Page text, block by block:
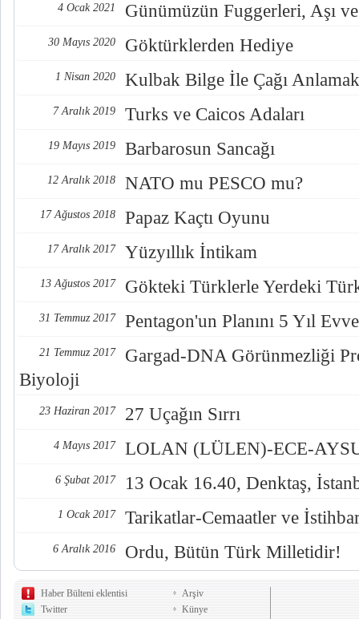
4 Ocak 2021 Günümüzün Fuggerleri, Aşı
30 Mayıs 2020 Göktürklerden Hediye
1 Nisan 2020 Kulbak Bilge İle Çağı Anlamak
7 Aralık 2019 Turks ve Caicos Adaları
19 Mayıs 2019 Barbarosun Sancağı
12 Aralık 2018 NATO mu PESCO mu?
17 Ağustos 2018 Papaz Kaçtı Oyunu
17 Aralık 2017 Yüzyıllık İntikam
13 Ağustos 2017 Gökteki Türklerle Yerdeki
31 Temmuz 2017 Pentagon'un Planını 5 Yıl
21 Temmuz 2017
Gargad-DNA Görünmezliği
Biyoloji
23 Haziran 2017 27 Uçağın Sırrı
4 Mayıs 2017 LOLAN (LÜLEN)-ECE-
6 Şubat 2017 13 Ocak 16.40, Denktaş,
1 Ocak 2017 Tarikatlar-Cemaatler ve
6 Aralık 2016 Ordu, Bütün Türk Milletidir!
Haber Bülteni eklentisi
Twitter
Arşiv
Künye